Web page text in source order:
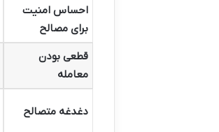
احساس امنیت
برای مصالح
قطعی بودن
معامله
دغدغه متصالح